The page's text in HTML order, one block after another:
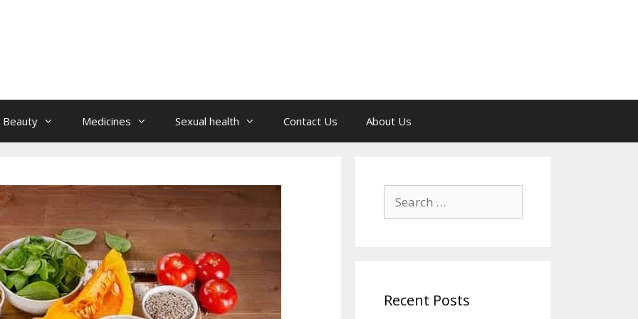
Beauty Medicines Sexual health Contact Us About Us
for:
Recent Posts